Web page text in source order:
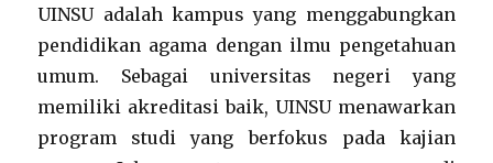
UINSU adalah kampus yang menggabungkan
pendidikan agama dengan ilmu pengetahuan
umum. Sebagai universitas negeri yang
memiliki akreditasi baik, UINSU menawarkan
program studi yang berfokus pada kajian